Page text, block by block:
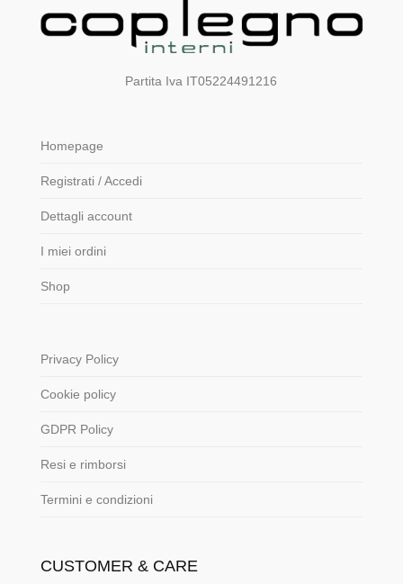
Partita Iva IT05224491216
Homepage
Registrati / Accedi
Dettagli account
I miei ordini
Shop
Privacy Policy
Cookie policy
GDPR Policy
Resi e rimborsi
Termini e condizioni
CUSTOMER & CARE